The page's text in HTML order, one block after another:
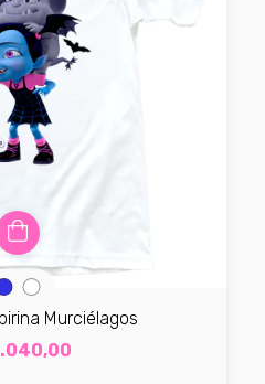
Murciélagos